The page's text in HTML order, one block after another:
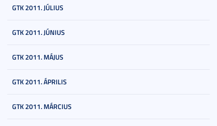
GTK 2011. JÚLIUS
GTK 2011. JÚNIUS
GTK 2011. MÁJUS
GTK 2011. ÁPRILIS
GTK 2011. MÁRCIUS